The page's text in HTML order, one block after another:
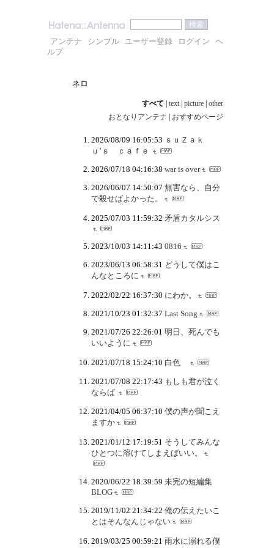
アンテナ シンプル ユーザー登録 ログイン
ヘ
ルプ
ネロ
すべて |text |picture |other
おとなりアンテナ | おすすめページ
2026/08/09 16:05:53 ｓｕＺａｋ
ｕ’ｓ ｃａｆｅ
2026/07/18 04:16:38 war is over
2026/06/07 14:50:07 無害なら、自分
で殺せばよかった。
2025/07/03 11:59:32 矛盾カタルシス
2023/10/03 14:11:43 0816
2023/06/13 06:58:31 どうして僕はこ
んなところに
2022/02/22 16:37:30 にわか。
2021/10/23 01:32:37 Last Song
2021/07/26 22:26:01 明日、死んでも
いいように
2021/07/18 15:24:10 白色
2021/07/08 22:17:43 もしも君が泣く
ならば
2021/04/05 06:37:10 僕の声が聞こえ
ますか
2021/01/12 17:19:51 そうしてみんな
ひとつに溶けてしまえばいい。
2020/06/22 18:39:59 未完の短編集
BLOG
2019/11/02 21:34:22 俺の伝えたいこ
とはそんなんじゃない
2019/03/25 00:59:21 雨水に溺れる僕